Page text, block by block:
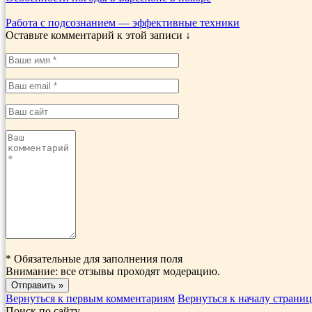
Работа с подсознанием — эффективные техники
Оставьте комментарий к этой записи ↓
* Обязательные для заполнения поля
Внимание: все отзывы проходят модерацию.
Вернуться к первым комментариям Вернуться к началу